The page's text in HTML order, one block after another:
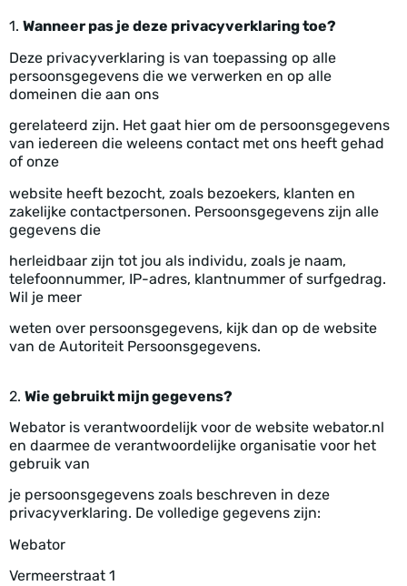
1. Wanneer pas je deze privacyverklaring toe?
Deze privacyverklaring is van toepassing op alle
persoonsgegevens die we verwerken en op alle
domeinen die aan ons
gerelateerd zijn. Het gaat hier om de persoonsgegevens
van iedereen die weleens contact met ons heeft gehad
of onze
website heeft bezocht, zoals bezoekers, klanten en
zakelijke contactpersonen. Persoonsgegevens zijn alle
gegevens die
herleidbaar zijn tot jou als individu, zoals je naam,
telefoonnummer, IP-adres, klantnummer of surfgedrag.
Wil je meer
weten over persoonsgegevens, kijk dan op de website
van de Autoriteit Persoonsgegevens.
2. Wie gebruikt mijn gegevens?
Webator is verantwoordelijk voor de website webator.nl
en daarmee de verantwoordelijke organisatie voor het
gebruik van
je persoonsgegevens zoals beschreven in deze
privacyverklaring. De volledige gegevens zijn:
Webator
Vermeerstraat 1